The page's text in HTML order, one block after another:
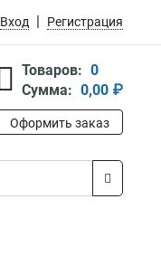
Вход Регистрация
Товаров: 0
Сумма: 0,00 ₽
Оформить заказ